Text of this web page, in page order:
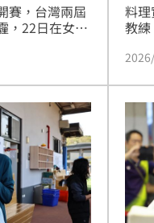
頭獎超「爸」氣 12:00
論壇9/12登場！
7s掀足球熱潮 10:00
賽，台灣兩屆
，22日在女子
料
教
手，
員